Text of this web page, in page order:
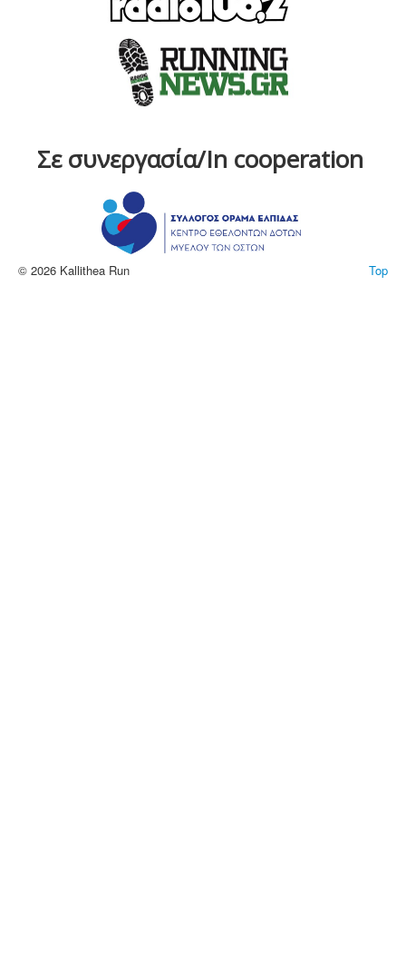
Σε συνεργασία/In cooperation
Top
© 2026 Kallithea Run